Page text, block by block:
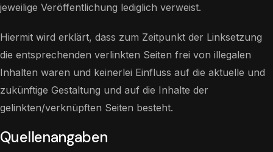
jeweilige Veröffentlichung lediglich verweist.
Hiermit wird erklärt, dass zum Zeitpunkt der Linksetzung
die entsprechenden verlinkten Seiten frei von illegalen
Inhalten waren und keinerlei Einfluss auf die aktuelle und
zukünftige Gestaltung und auf die Inhalte der
gelinkten/verknüpften Seiten besteht.
Quellenangaben